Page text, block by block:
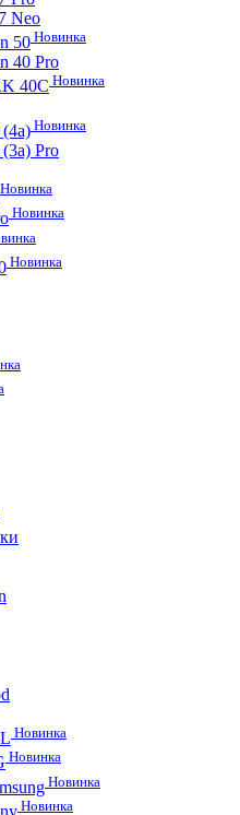
Neo
50 Новинка
40 Pro
40C Новинка
Новинка
Pro
Новинка
Новинка
Новинка
Новинка
Новинка
Новинка
Новинка